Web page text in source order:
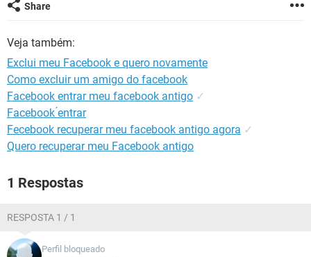
Share
Veja também:
Exclui meu Facebook e quero novamente
Como excluir um amigo do facebook
Facebook entrar meu facebook antigo ✓
Facebook ́entrar
Fecebook recuperar meu facebook antigo agora ✓
Quero recuperar meu Facebook antigo
1 Respostas
RESPOSTA 1 / 1
Perfil bloqueado